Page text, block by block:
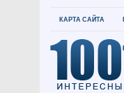
КАРТА САЙТА